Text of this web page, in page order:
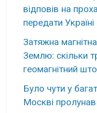
відповів на
передати
Затяжна
Землю: скільки
геомагнітний
Було чути у
Москві